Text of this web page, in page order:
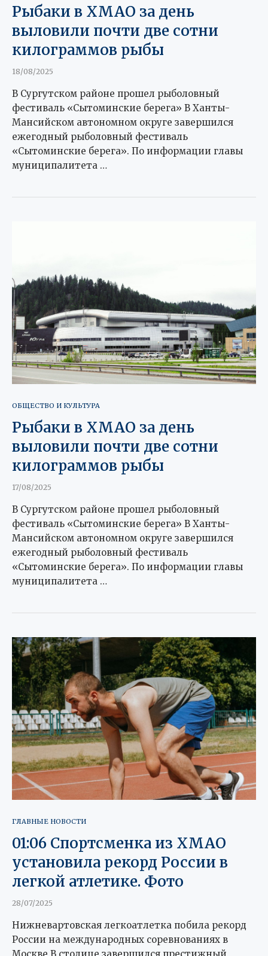
Рыбаки в ХМАО за день
выловили почти две сотни
килограммов рыбы
18/08/2025
В Сургутском районе прошел рыболовный
фестиваль «Сытоминские берега» В Ханты-
Мансийском автономном округе завершился
ежегодный рыболовный фестиваль
«Сытоминские берега». По информации главы
муниципалитета …
ОБЩЕСТВО И КУЛЬТУРА
Рыбаки в ХМАО за день
выловили почти две сотни
килограммов рыбы
17/08/2025
В Сургутском районе прошел рыболовный
фестиваль «Сытоминские берега» В Ханты-
Мансийском автономном округе завершился
ежегодный рыболовный фестиваль
«Сытоминские берега». По информации главы
муниципалитета …
ГЛАВНЫЕ НОВОСТИ
01:06 Спортсменка из ХМАО
установила рекорд России в
легкой атлетике. Фото
28/07/2025
Нижневартовская легкоатлетка побила рекорд
России на международных соревнованиях в